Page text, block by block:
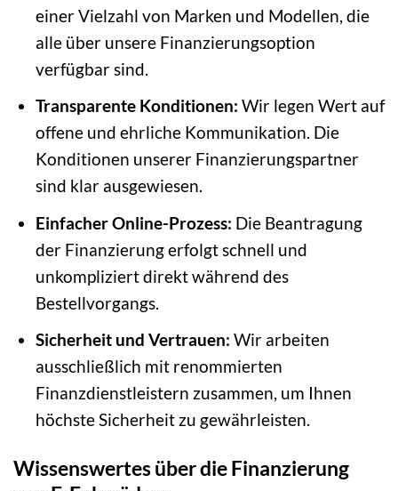
einer Vielzahl von Marken und Modellen, die
alle über unsere Finanzierungsoption
verfügbar sind.
Transparente Konditionen: Wir legen Wert auf
offene und ehrliche Kommunikation. Die
Konditionen unserer Finanzierungspartner
sind klar ausgewiesen.
Einfacher Online-Prozess: Die Beantragung
der Finanzierung erfolgt schnell und
unkompliziert direkt während des
Bestellvorgangs.
Sicherheit und Vertrauen: Wir arbeiten
ausschließlich mit renommierten
Finanzdienstleistern zusammen, um Ihnen
höchste Sicherheit zu gewährleisten.
Wissenswertes über die Finanzierung